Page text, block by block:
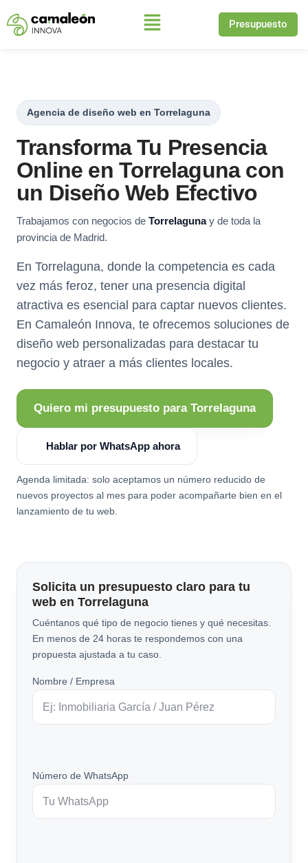
Saltar
Presupuesto
Agencia de diseño web en Torrelaguna
Transforma Tu Presencia
Online en Torrelaguna con
un Diseño Web Efectivo
Trabajamos con negocios de Torrelagunay de toda la
provincia de Madrid.
En Torrelaguna, donde la competencia es cada
vez más feroz, tener una presencia digital
atractiva es esencial para captar nuevos clientes.
En Camaleón Innova, te ofrecemos soluciones de
diseño web personalizadas para destacar tu
negocio y atraer a más clientes locales.
Quiero mi presupuesto para Torrelaguna
Hablar por WhatsApp ahora
Agenda limitada: solo aceptamos un número reducido de
nuevos proyectos al mes para poder acompañarte bien en el
lanzamiento de tu web.
Solicita un presupuesto claro para tu
web en Torrelaguna
Cuéntanos qué tipo de negocio tienes y qué necesitas.
En menos de 24 horas te respondemos con una
propuesta ajustada a tu caso.
Nombre / Empresa
Número de WhatsApp